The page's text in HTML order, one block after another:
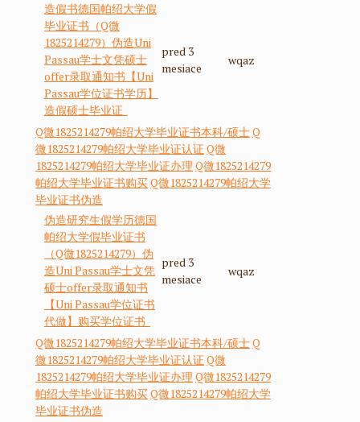
造假书德国帕绍大学假
毕业证书（Q微
1825214279）伪造Uni
Passau学士文凭硕士
offer录取通知书【Uni
Passau学位证书学历】
造假硕士毕业证
pred 3
mesiace
wqaz
Q微1825214279帕绍大学毕业证书本科/硕士Q
微1825214279帕绍大学毕业证认证 Q微
1825214279帕绍大学毕业证办理 Q微1825214279
帕绍大学毕业证书购买Q微1825214279帕绍大学
毕业证书伪造
伪造研究生假学历德国
帕绍大学假毕业证书
（Q微1825214279）伪
造Uni Passau学士文凭
硕士offer录取通知书
【Uni Passau学位证书
代做】购买学位证书
pred 3
mesiace
wqaz
Q微1825214279帕绍大学毕业证书本科/硕士Q
微1825214279帕绍大学毕业证认证 Q微
1825214279帕绍大学毕业证办理 Q微1825214279
帕绍大学毕业证书购买Q微1825214279帕绍大学
毕业证书伪造